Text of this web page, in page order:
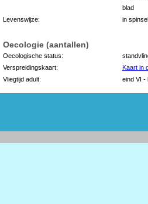
blad
Levenswijze:
in
Oecologie (aantallen)
Oecologische status:
Verspreidingskaart:
Kaart in
Vliegtijd adult:
eind VI -